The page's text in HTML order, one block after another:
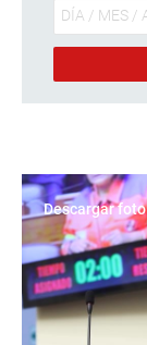
Descargar foto